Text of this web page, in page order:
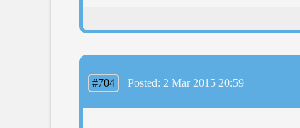
#704 Posted: 2 Mar 2015 20:59